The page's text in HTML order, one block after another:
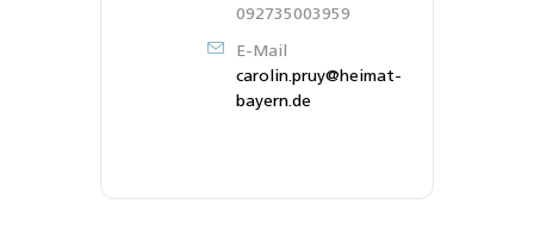
092735003959
E-Mail
carolin.pruy@heimat-
bayern.de